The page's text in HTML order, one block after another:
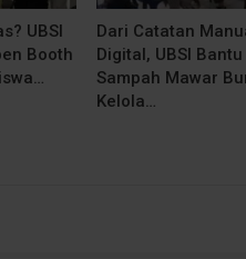
UBSI
Booth
Dari Catatan
Digital, UBSI
Sampah Mawar
Kelola…